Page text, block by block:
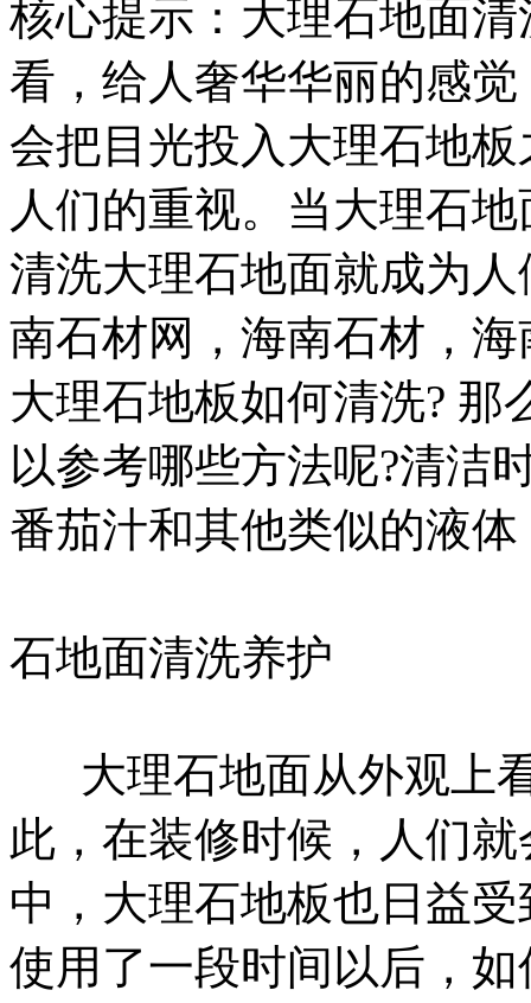
核心提示：大理石地面
看，给人奢华华丽的感
会把目光投入大理石地
人们的重视。当大理石
清洗大理石地面就成为
南石材网，海南石材，海
大理石地板如何清洗? 那
以参考哪些方法呢?清洁
番茄汁和其他类似的液体
石地面清洗养护
大理石地面从外观上
此，在装修时候，人们
中，大理石地板也日益
使用了一段时间以后，